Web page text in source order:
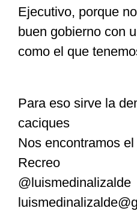
Ejecutivo, porque
buen gobierno con
como el que
Para eso sirve la
caciques
Nos encontramos
Recreo
@luismedinalizalde